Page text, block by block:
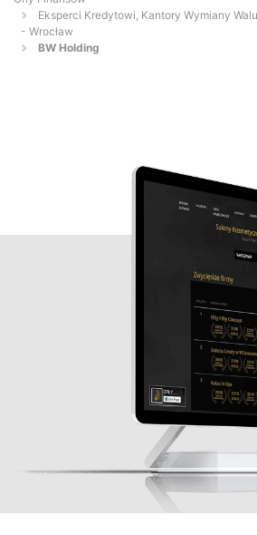
Eksperci Kredytowi, Kantory Wymiany
- Wrocław
BW Holding